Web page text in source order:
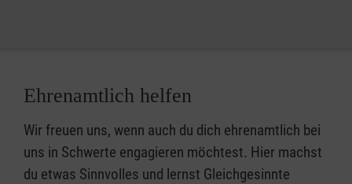
Ehrenamtlich helfen
Wir freuen uns, wenn auch du dich ehrenamtlich bei
uns in Schwerte engagieren möchtest. Hier machst
du etwas Sinnvolles und lernst Gleichgesinnte